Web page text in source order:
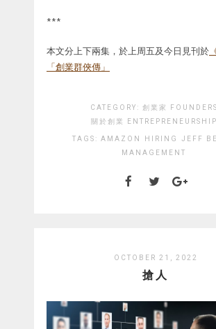
***
本文分上下兩集，於上周五及今日見刊於
「創業群俠傳」
CATEGORY: 創業家 FOUNDERS
關於創業 ENTREPRENEURSHIP
TAGS: AMAZON HIRING
JEFF
MANAGEMENT
OCTOBER 21, 2022
搶人